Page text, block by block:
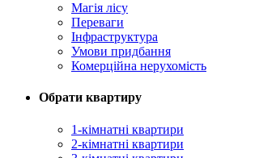
Магія лісу
Переваги
Інфраструктура
Умови придбання
Комерційна нерухомість
Обрати квартиру
1-кімнатні квартири
2-кімнатні квартири